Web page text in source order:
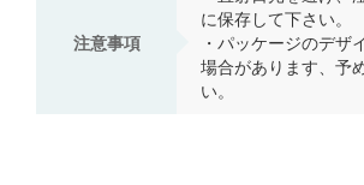
注意事項
に保存して下さい。
・パッケージのデザ
場合があります、予
い。